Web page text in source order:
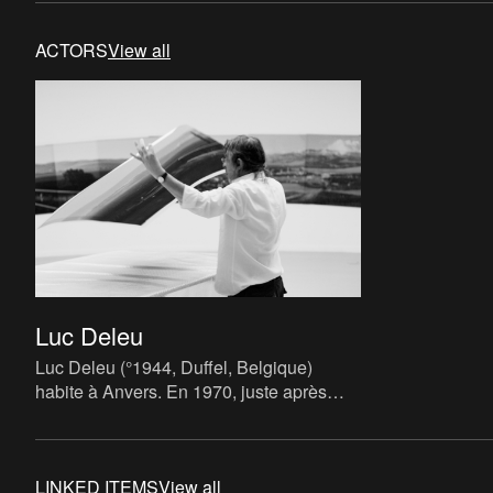
ACTORSView all
Luc Deleu
Luc Deleu (°1944, Duffel, Belgique)
habite à Anvers. En 1970, juste après
fonde à Anvers T.O.P. O
LINKED ITEMSView all